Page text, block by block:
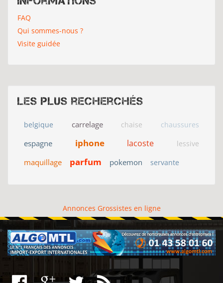
FAQ
Qui sommes-nous ?
Visite guidée
Les plus recherchés
belgique carrelage chaise chaussures
espagne iphone lacoste lessive
maquillage parfum pokemon servante
Annonces Grossistes en ligne